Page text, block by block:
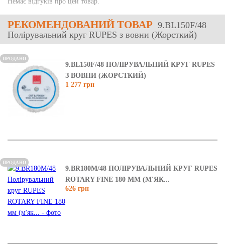
РЕКОМЕНДОВАНИЙ ТОВАР 9.BL150F/48
Полірувальний круг RUPES з вовни (Жорсткий)
9.BL150F/48 ПОЛІРУВАЛЬНИЙ КРУГ RUPES
З ВОВНИ (ЖОРСТКИЙ)
1 277 грн
ПРОДАНО
9.BR180M/48 ПОЛІРУВАЛЬНИЙ КРУГ RUPES
ROTARY FINE 180 ММ (М'ЯК...
626 грн
ПРОДАНО